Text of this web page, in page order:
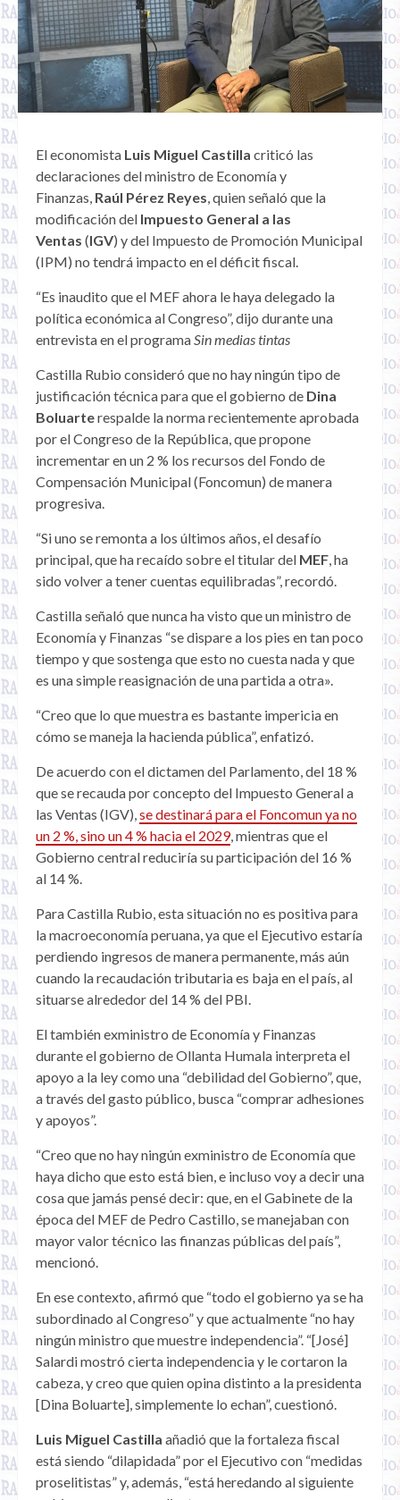
El economista Luis Miguel Castilla criticó las
declaraciones del ministro de Economía y
Finanzas, Raúl Pérez Reyes, quien señaló que la
modificación del Impuesto General a las
Ventas (IGV) y del Impuesto de Promoción Municipal
(IPM) no tendrá impacto en el déficit fiscal.
“Es inaudito que el MEF ahora le haya delegado la
política económica al Congreso”, dijo durante una
entrevista en el programaSin medias tintas
Castilla Rubio consideró que no hay ningún tipo de
justificación técnica para que el gobierno de Dina
Boluarterespalde la norma recientemente aprobada
por el Congreso de la República, que propone
incrementar en un 2 % los recursos del Fondo de
Compensación Municipal (Foncomun) de manera
progresiva.
“Si uno se remonta a los últimos años, el desafío
principal, que ha recaído sobre el titular del MEF, ha
sido volver a tener cuentas equilibradas”, recordó.
Castilla señaló que nunca ha visto que un ministro de
Economía y Finanzas “se dispare a los pies en tan poco
tiempo y que sostenga que esto no cuesta nada y que
es una simple reasignación de una partida a otra».
“Creo que lo que muestra es bastante impericia en
cómo se maneja la hacienda pública”, enfatizó.
De acuerdo con el dictamen del Parlamento, del 18 %
que se recauda por concepto del Impuesto General a
las Ventas (IGV),se destinará para el Foncomun ya no
un 2 %, sino un 4 % hacia el 2029, mientras que el
Gobierno central reduciría su participación del 16 %
al 14 %.
Para Castilla Rubio, esta situación no es positiva para
la macroeconomía peruana, ya que el Ejecutivo estaría
perdiendo ingresos de manera permanente, más aún
cuando la recaudación tributaria es baja en el país, al
situarse alrededor del 14 % del PBI.
El también exministro de Economía y Finanzas
durante el gobierno de Ollanta Humala interpreta el
apoyo a la ley como una “debilidad del Gobierno”, que,
a través del gasto público, busca “comprar adhesiones
y apoyos”.
“Creo que no hay ningún exministro de Economía que
haya dicho que esto está bien, e incluso voy a decir una
cosa que jamás pensé decir: que, en el Gabinete de la
época del MEF de Pedro Castillo, se manejaban con
mayor valor técnico las finanzas públicas del país”,
mencionó.
En ese contexto, afirmó que “todo el gobierno ya se ha
subordinado al Congreso” y que actualmente “no hay
ningún ministro que muestre independencia”. “[José]
Salardi mostró cierta independencia y le cortaron la
cabeza, y creo que quien opina distinto a la presidenta
[Dina Boluarte], simplemente lo echan”, cuestionó.
Luis Miguel Castilla añadió que la fortaleza fiscal
está siendo “dilapidada” por el Ejecutivo con “medidas
proselitistas” y, además, “está heredando al siguiente